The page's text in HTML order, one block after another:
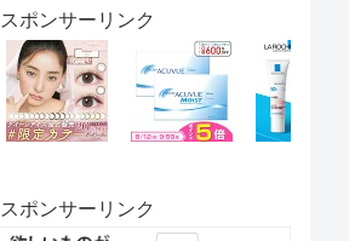
スポンサーリンク
スポンサーリンク